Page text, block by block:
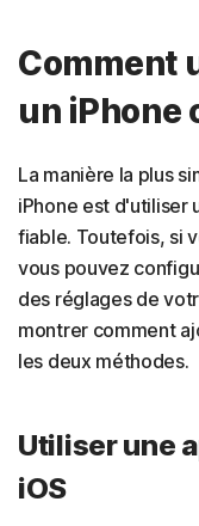
Comment
un iPhone
La manière la plus
iPhone est d'utiliser
fiable. Toutefois, si
vous pouvez
des réglages de
montrer comment
les deux méthodes.
Utiliser une
iOS